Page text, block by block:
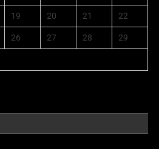
19 20 21 22
26 27 28 29